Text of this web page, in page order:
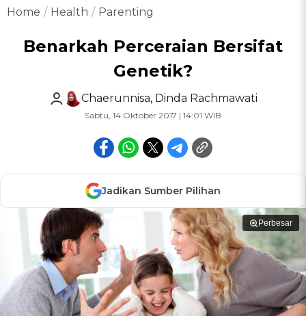
Home Health Parenting
Benarkah Perceraian Bersifat
Genetik?
Chaerunnisa, Dinda Rachmawati
Sabtu, 14 Oktober 2017 | 14:01 WIB
Jadikan Sumber Pilihan
Perbesar